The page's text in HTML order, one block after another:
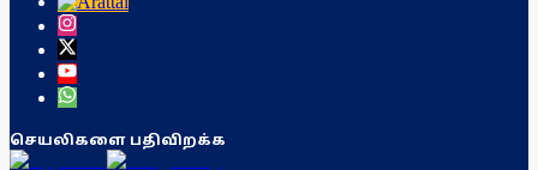
செயலிகளை பதிவிறக்க